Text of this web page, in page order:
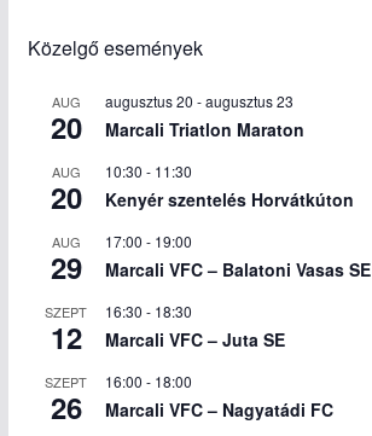
Közelgő események
AUG
20
augusztus 20 -augusztus 23
Marcali Triatlon Maraton
AUG
20
10:30 - 11:30
Kenyér szentelés Horvátkúton
AUG
29
17:00 - 19:00
Marcali VFC – Balatoni Vasas SE
SZEPT
12
16:30 - 18:30
Marcali VFC – Juta SE
SZEPT
26
16:00 - 18:00
Marcali VFC – Nagyatádi FC